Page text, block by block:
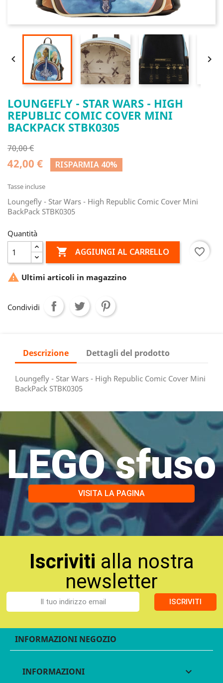
 
LOUNGEFLY - STAR WARS - HIGH
REPUBLIC COMIC COVER MINI
BACKPACK STBK0305
70,00 €
42,00 € RISPARMIA 40%
Tasse incluse
Loungefly - Star Wars - High Republic Comic Cover Mini
BackPack STBK0305
Quantità
 AGGIUNGI AL CARRELLO favorite_border
 Ultimi articoli in magazzino
Condividi
Descrizione Dettagli del prodotto
Loungefly - Star Wars - High Republic Comic Cover Mini
BackPack STBK0305
LEGO sfuso
VISITA LA PAGINA
Iscriviti alla nostra
newsletter
ISCRIVITI
INFORMAZIONI NEGOZIO
INFORMAZIONI 